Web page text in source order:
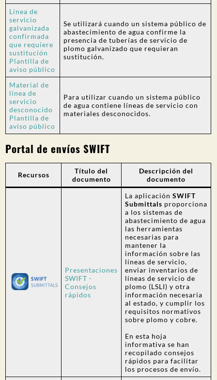
Línea de
servicio
galvanizada
confirmada
que requiere
sustitución
Plantilla de
aviso público
Se utilizará cuando un sistema público de
abastecimiento de agua confirme la
presencia de tuberías de servicio de
plomo galvanizado que requieran
sustitución.
Material de
línea de
servicio
desconocido
Plantilla de
aviso público
Para utilizar cuando un sistema público
de agua contiene líneas de servicio con
materiales desconocidos.
Portal de envíos SWIFT
Recursos
Título del
documento
Descripción del
documento
Presentaciones
SWIFT -
Consejos
rápidos
La aplicaciónSWIFT
Submittals proporciona
a los sistemas de
abastecimiento de agua
las herramientas
necesarias para
mantener la
información sobre las
líneas de servicio,
enviar inventarios de
líneas de servicio de
plomo (LSLI) y otra
información necesaria
al estado, y cumplir los
requisitos normativos
sobre plomo y cobre.
En esta hoja
informativa se han
recopilado consejos
rápidos para facilitar
los procesos de envío.